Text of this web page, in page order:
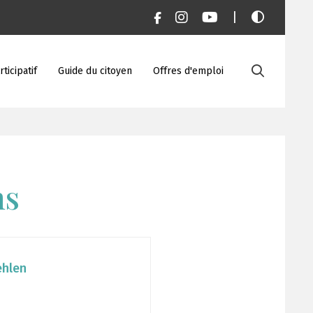
Guide du citoyen Offres d'emploi